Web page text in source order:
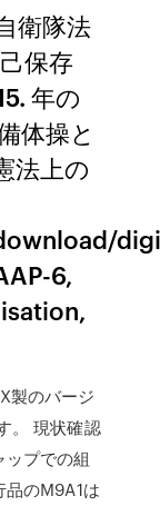
衛隊法
保存
年の
体操と
法上の
6,
製のバージ
。 現状確認
プでの組
のM9A1は